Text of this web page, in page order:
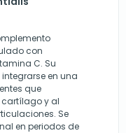
con
C. Su
en una
que
y al
Se
en periodos de